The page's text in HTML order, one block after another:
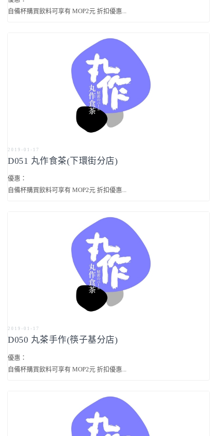
自備杯購買飲料可享有 MOP2元 折扣優惠...
2019-01-17
D051 丸作食茶(下環街分店)
優惠：
自備杯購買飲料可享有 MOP2元 折扣優惠...
2019-01-17
D050 丸茶手作(筷子基分店)
優惠：
自備杯購買飲料可享有 MOP2元 折扣優惠...